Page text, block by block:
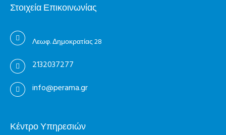
Στοιχεία Επικοινωνίας
Λεωφ. Δημοκρατίας 28
2132037277
info@perama.gr
Κέντρο Υπηρεσιών